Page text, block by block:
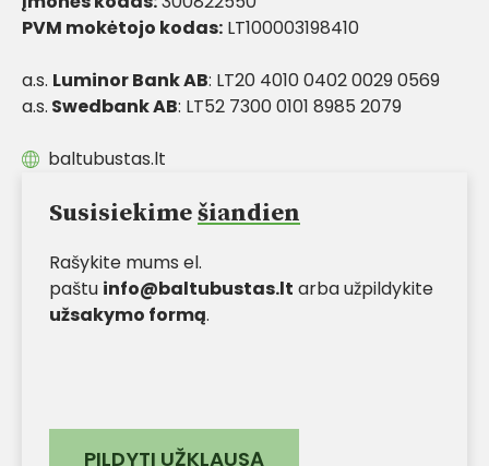
PVM mokėtojo kodas: LT100003198410
a.s. Luminor Bank AB: LT20 4010 0402 0029 0569
a.s. Swedbank AB: LT52 7300 0101 8985 2079
baltubustas.lt
Susisiekimešiandien
Rašykite mums el.
paštu info@baltubustas.lt arba užpildykite
užsakymo formą.
PILDYTI UŽKLAUSĄ